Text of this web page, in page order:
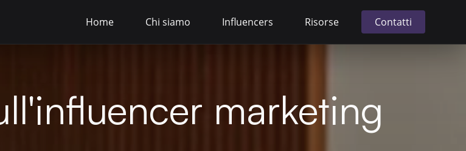
Home Chi siamo Influencers Risorse Contatti
marketing